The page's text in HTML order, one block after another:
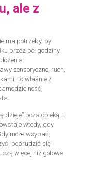
ale z
ma potrzeby, by
przez pół godziny.
sensoryczne, ruch,
To właśnie z
dzieje” poza opieką. I
wtedy, gdy
może wsypać,
pobrudzić się i
więcej niż gotowe